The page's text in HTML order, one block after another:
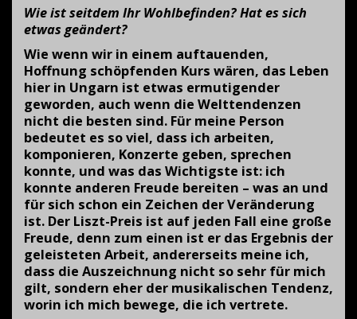
Wie ist seitdem Ihr Wohlbefinden? Hat es sich
etwas geändert?
Wie wenn wir in einem auftauenden,
Hoffnung schöpfenden Kurs wären, das Leben
hier in Ungarn ist etwas ermutigender
geworden, auch wenn die Welttendenzen
nicht die besten sind. Für meine Person
bedeutet es so viel, dass ich arbeiten,
komponieren, Konzerte geben, sprechen
konnte, und was das Wichtigste ist: ich
konnte anderen Freude bereiten – was an und
für sich schon ein Zeichen der Veränderung
ist. Der Liszt-Preis ist auf jeden Fall eine große
Freude, denn zum einen ist er das Ergebnis der
geleisteten Arbeit, andererseits meine ich,
dass die Auszeichnung nicht so sehr für mich
gilt, sondern eher der musikalischen Tendenz,
worin ich mich bewege, die ich vertrete.